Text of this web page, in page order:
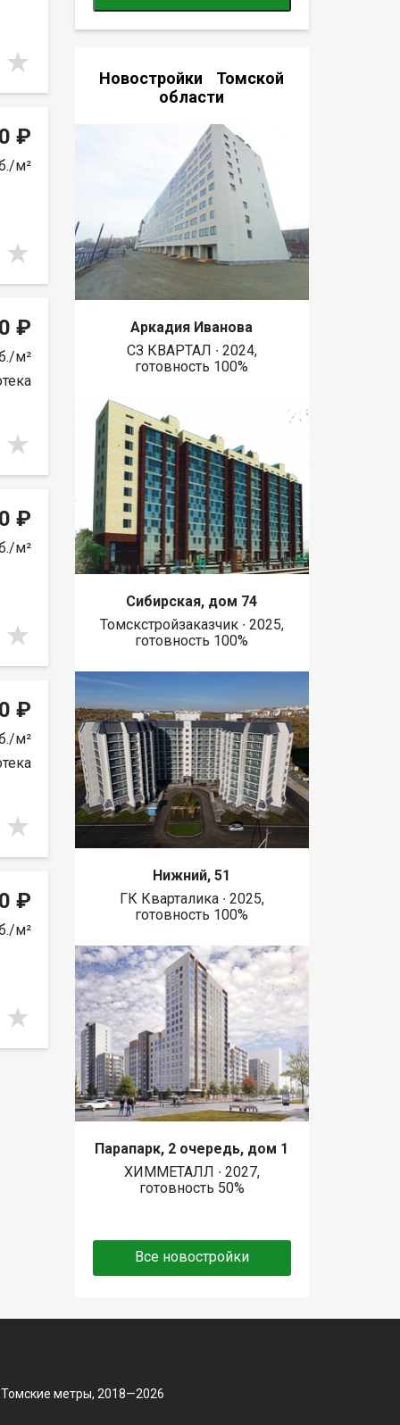
₽
м²
₽
м²
₽
м²
₽
м²
₽
м²
Новостройки Томской
области
Аркадия Иванова
СЗ КВАРТАЛ ∙ 2024,
готовность 100%
Сибирская, дом 74
Томскстройзаказчик ∙ 2025,
готовность 100%
Нижний, 51
ГК Кварталика ∙ 2025,
готовность 100%
Парапарк, 2 очередь, дом 1
ХИММЕТАЛЛ ∙ 2027,
готовность 50%
Все новостройки
метры, 2018—2026